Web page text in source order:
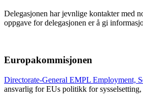
Delegasjonen har jevnlige kontakter med
oppgave for delegasjonen er å gi
Europakommisjonen
Directorate-General EMPL Employment,
ansvarlig for EUs politikk for